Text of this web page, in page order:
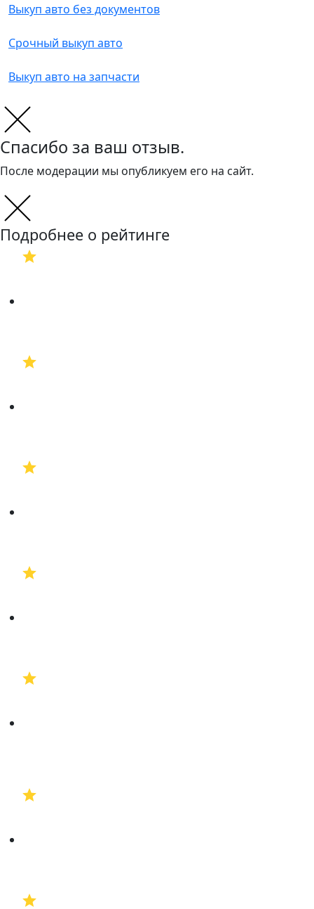
Выкуп авто без документов
Срочный выкуп авто
Выкуп авто на запчасти
Спасибо за ваш отзыв.
После модерации мы опубликуем его на сайт.
Подробнее о рейтинге